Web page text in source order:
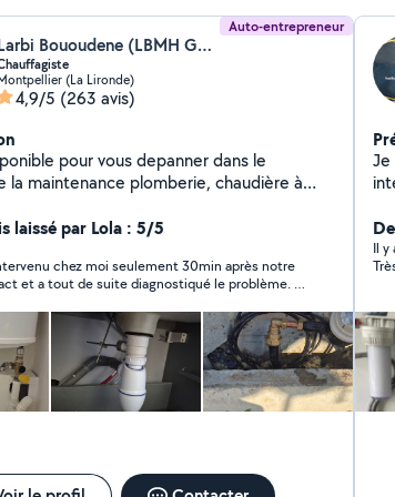
Auto-entrepreneur
Larbi Bououdene (LBMH GAZ & EAU)
(La Lironde)
4,9/5 (263 avis)
pour vous depanner dans le
la maintenance plomberie, chaudière à
fuite d'eau. Remplacement
laissé par Lola : 5/5
chez moi seulement 30min après notre
et a tout de suite diagnostiqué le problème. Il
cours de son intervention, et a solutionné très
d’eau, tout en m’expliquant et me
l’entretien. Je recommande pour la qualité de
réactivité et le prix.
Je
et
Il y